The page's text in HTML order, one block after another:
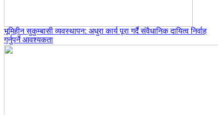
भूमिहीन सुकुम्बासी व्यवस्थापन: अधुरा कार्य पूरा गर्दै संवैधानिक दायित्व निर्वाह
गर्नुपर्ने आवश्यकता